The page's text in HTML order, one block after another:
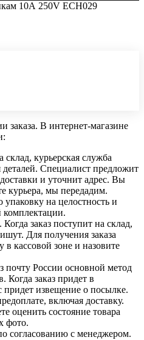
10А 250V ECH029
заказа. В интернет-магазине
склад, курьерская служба
деталей. Специалист предложит
и уточнит адрес. Вы
курьера, мы передадим.
на целостность и
комплектации.
заказ поступит на склад,
Для получения заказа
в кассовой зоне и назовите
почту России основной метод
Когда заказ придет в
придет извещение о посылке.
включая доставку.
оценить состояние товара
фото.
согласованию с менеджером.